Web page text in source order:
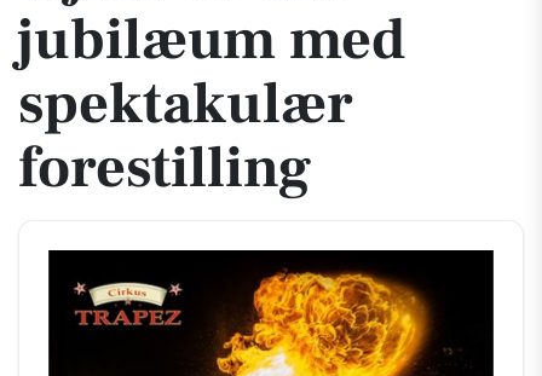
jubilæum med
spektakulær
forestilling